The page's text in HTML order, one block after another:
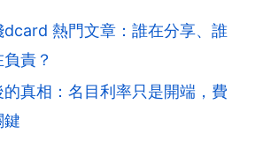
熱門文章：誰在分享、誰
責？
真相：名目利率只是開端，費
鍵